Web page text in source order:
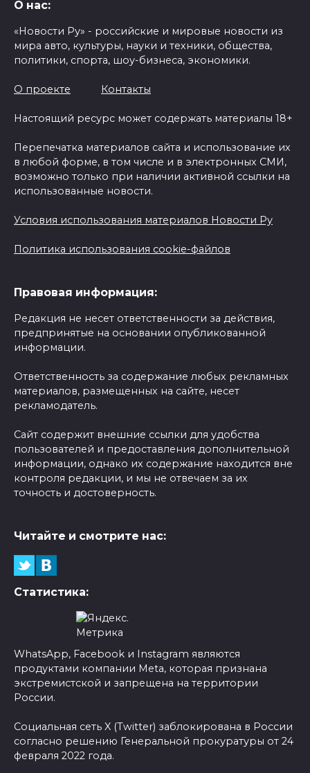
О нас:
«Новости Ру» - российские и мировые новости из
мира авто, культуры, науки и техники, общества,
политики, спорта, шоу-бизнеса, экономики.
О проекте Контакты
Настоящий ресурс может содержать материалы 18+
Перепечатка материалов сайта и использование их
в любой форме, в том числе и в электронных СМИ,
возможно только при наличии активной ссылки на
использованные новости.
Условия использования материалов Новости Ру
Политика использования cookie-файлов
Правовая информация:
Редакция не несет ответственности за действия,
предпринятые на основании опубликованной
информации.
Ответственность за содержание любых рекламных
материалов, размещенных на сайте, несет
рекламодатель.
Сайт содержит внешние ссылки для удобства
пользователей и предоставления дополнительной
информации, однако их содержание находится вне
контроля редакции, и мы не отвечаем за их
точность и достоверность.
Читайте и смотрите нас:
Статистика:
WhatsApp, Facebook и Instagram являются
продуктами компании Meta, которая признана
экстремистской и запрещена на территории
России.
Социальная сеть X (Twitter) заблокирована в России
согласно решению Генеральной прокуратуры от 24
февраля 2022 года.